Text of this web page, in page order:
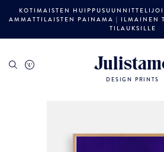
KOTIMAISTEN
AMMATTILAISTEN PAINAMA | ILMAINEN
TILAUKSILLE
DESIGN PRINTS